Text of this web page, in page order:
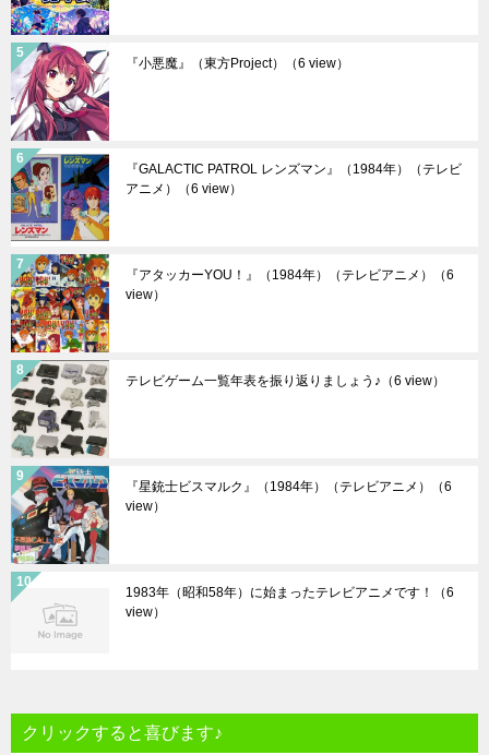
『小悪魔』（東方Project） （6 view）
『GALACTIC PATROL レンズマン』（1984年）（テレビ
アニメ）
（6 view）
『アタッカーYOU！』（1984年）（テレビアニメ）
（6
view）
テレビゲーム一覧年表を振り返りましょう♪ （6 view）
『星銃士ビスマルク』（1984年）（テレビアニメ）
（6
view）
1983年（昭和58年）に始まったテレビアニメです！
（6
view）
クリックすると喜びます♪